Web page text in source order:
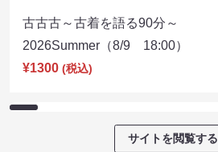
古古古～古着を語る90分～
2026Summer（8/9 18:00）
¥1300 (税込)
サイトを閲覧する